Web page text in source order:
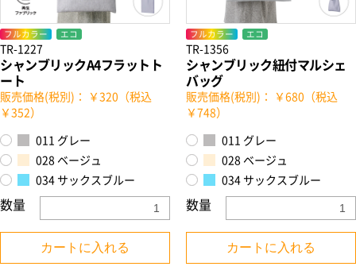
フルカラー エコ
TR-1227
シャンブリックA4フラットト
ート
販売価格(税別)： ￥320（税込
￥352）
011 グレー
028 ベージュ
034 サックスブルー
数量
カートに入れる
フルカラー エコ
TR-1356
シャンブリック紐付マルシェ
バッグ
販売価格(税別)： ￥680（税込
￥748）
011 グレー
028 ベージュ
034 サックスブルー
数量
カートに入れる
お買い物を続ける カートへ進む